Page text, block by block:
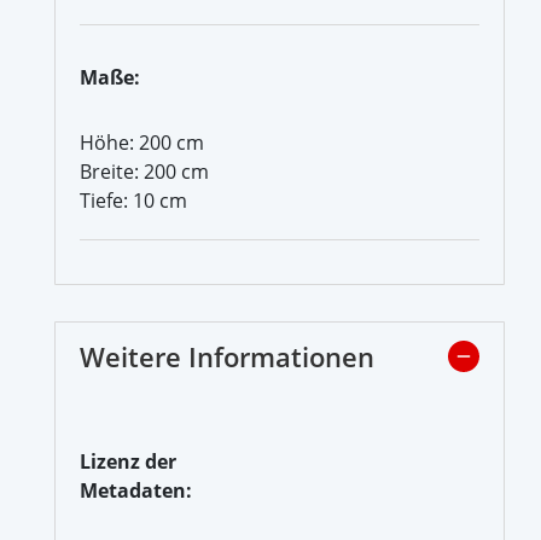
Maße:
Höhe: 200 cm
Breite: 200 cm
Tiefe: 10 cm
Weitere Informationen
Lizenz der
Metadaten: